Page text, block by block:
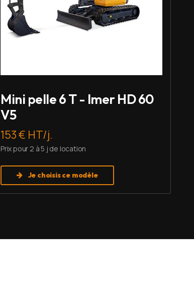
Mini pelle 6 T - Imer HD 60
V5
153 € HT/j.
Prix pour 2 à 5 j de location
Je choisis ce modèle